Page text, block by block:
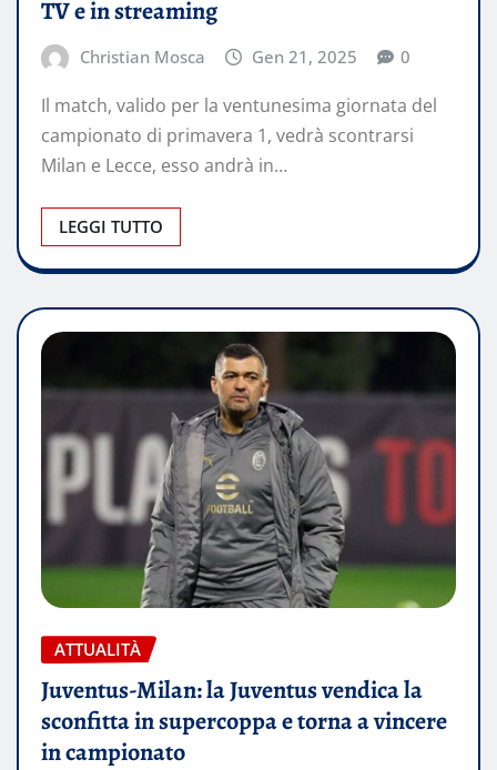
TV e in streaming
Christian Mosca Gen 21, 2025 0
Il match, valido per la ventunesima giornata del
campionato di primavera 1, vedrà scontrarsi
Milan e Lecce, esso andrà in…
LEGGI TUTTO
ATTUALITÀ
Juventus-Milan: la Juventus vendica la
sconfitta in supercoppa e torna a vincere
in campionato